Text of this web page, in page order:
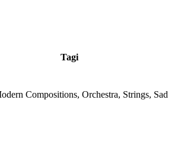
Tagi
Compositions, Orchestra, Strings, Sad